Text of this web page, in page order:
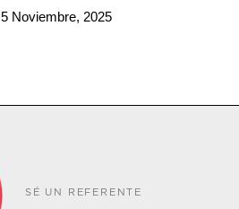
5 Noviembre, 2025
SÉ UN REFERENTE